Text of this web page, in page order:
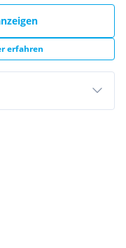
erfahren